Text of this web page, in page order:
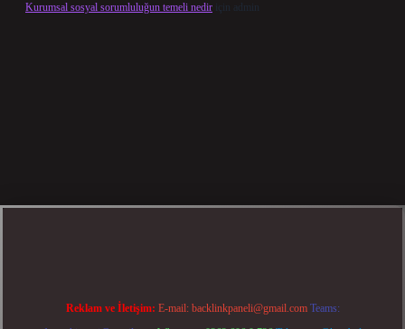
Kurumsal sosyal sorumluluğun temeli nedir için admin
güncel girişbetexper bahis
Reklam ve İletişim: E-mail: backlinkpaneli@gmail.com Teams: